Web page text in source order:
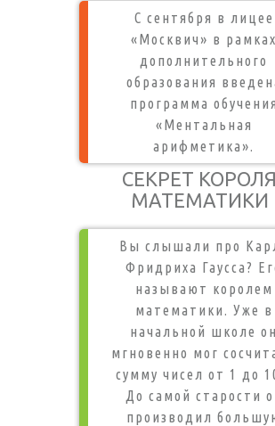
С сентября в лицее
«Москвич» в рамках
дополнительного
образования
программа обучения
«Ментальная
арифметика».
СЕКРЕТ КОРОЛЯ
МАТЕМАТИКИ
Вы слышали про
Фридриха Гаусса?
называют королем
математики. Уже в
начальной школе он
мгновенно мог
сумму чисел от 1 до
До самой старости
производил